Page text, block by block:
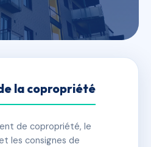
lots 🏗 1 bâtiment(s)
la copropriété
de copropriété, le
les consignes de